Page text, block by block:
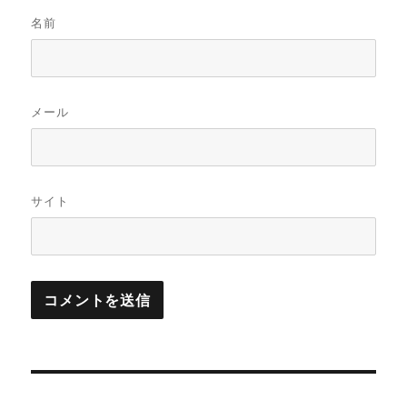
名前
メール
サイト